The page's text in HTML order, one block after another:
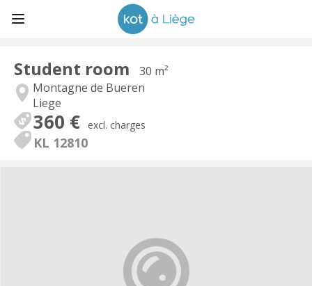
Student room
30 m²
Montagne de Bueren
Liege
360 € excl. charges
KL 12810